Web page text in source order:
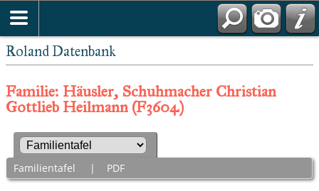
Roland Datenbank
Familie: Häusler, Schuhmacher Christian
Gottlieb Heilmann (F3604)
Familientafel | PDF